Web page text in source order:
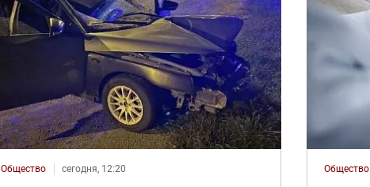
Общество сегодня, 12:20 Общество